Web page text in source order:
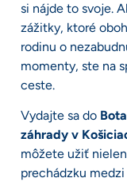
si nájde to svoje.
zážitky, ktoré
rodinu o
momenty, ste na
ceste.
Vydajte sa do
záhrady v
môžete užiť nielen
prechádzku medzi